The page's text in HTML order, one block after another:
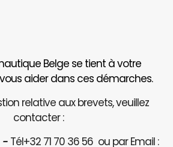
Belge se tient à votre
aider dans ces démarches.
relative aux brevets, veuillez
contacter :
-Tél+32 71 70 36 56 ou par Email :